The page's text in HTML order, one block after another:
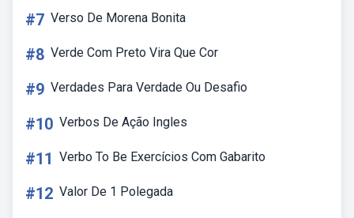
#7 Verso De Morena Bonita
#8 Verde Com Preto Vira Que Cor
#9 Verdades Para Verdade Ou Desafio
#10 Verbos De Ação Ingles
#11 Verbo To Be Exercícios Com Gabarito
#12 Valor De 1 Polegada